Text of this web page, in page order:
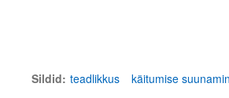
Sildid: teadlikkus käitumise